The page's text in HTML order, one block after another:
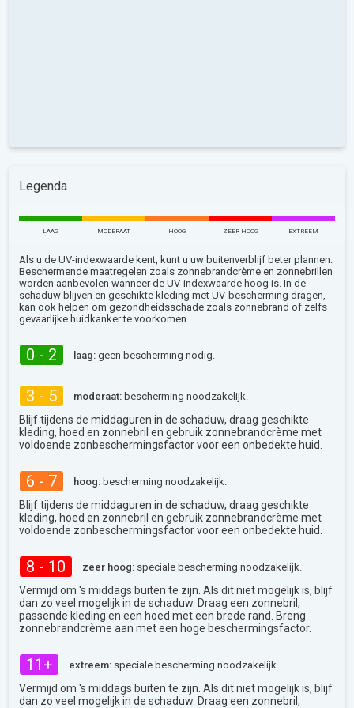
Legenda
LAAG MODERAAT HOOG ZEER HOOG EXTREEM
Als u de UV-indexwaarde kent, kunt u uw buitenverblijf beter plannen.
Beschermende maatregelen zoals zonnebrandcrème en zonnebrillen
worden aanbevolen wanneer de UV-indexwaarde hoog is. In de
schaduw blijven en geschikte kleding met UV-bescherming dragen,
kan ook helpen om gezondheidsschade zoals zonnebrand of zelfs
gevaarlijke huidkanker te voorkomen.
0 - 2 laag: geen bescherming nodig.
3 - 5 moderaat: bescherming noodzakelijk.
Blijf tijdens de middaguren in de schaduw, draag geschikte
kleding, hoed en zonnebril en gebruik zonnebrandcrème met
voldoende zonbeschermingsfactor voor een onbedekte huid.
6 - 7 hoog: bescherming noodzakelijk.
Blijf tijdens de middaguren in de schaduw, draag geschikte
kleding, hoed en zonnebril en gebruik zonnebrandcrème met
voldoende zonbeschermingsfactor voor een onbedekte huid.
8 - 10 zeer hoog: speciale bescherming noodzakelijk.
Vermijd om 's middags buiten te zijn. Als dit niet mogelijk is, blijf
dan zo veel mogelijk in de schaduw. Draag een zonnebril,
passende kleding en een hoed met een brede rand. Breng
zonnebrandcrème aan met een hoge beschermingsfactor.
11+ extreem: speciale bescherming noodzakelijk.
Vermijd om 's middags buiten te zijn. Als dit niet mogelijk is, blijf
dan zo veel mogelijk in de schaduw. Draag een zonnebril,